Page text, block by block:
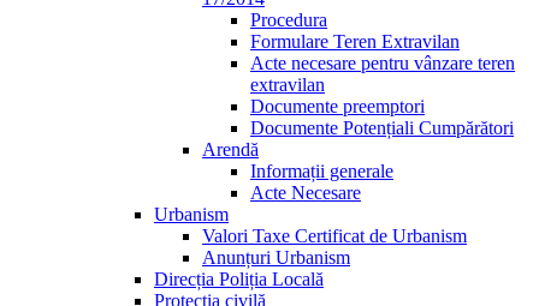
Procedura
Formulare Teren Extravilan
Acte necesare pentru vânzare teren
extravilan
Documente preemptori
Documente Potențiali Cumpărători
Arendă
Informații generale
Acte Necesare
Urbanism
Valori Taxe Certificat de Urbanism
Anunțuri Urbanism
Direcția Poliția Locală
Protecția civilă